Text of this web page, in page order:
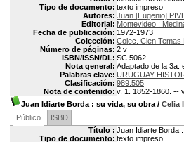
Tipo de documento: texto impreso
Autores: Juan [Eugenio]
Editorial: Montevideo :
Fecha de publicación: 1972-1973
Colección: Colec. Cien Temas
Número de páginas: 2 v
ISBN/ISSN/DL: SC 5062
Nota general: Adaptado de la 3a.
Palabras clave: URUGUAY-
Clasificación: 989.505
Nota de contenido: v. 1. 1852-1860. --
Juan Idiarte Borda : su vida, su obra / Celia
Público
ISBD
Título : Juan Idiarte Borda
Tipo de documento: texto impreso